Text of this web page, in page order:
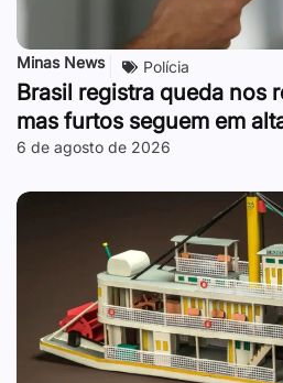
Minas News Polícia
Brasil registra queda nos
mas furtos seguem em
6 de agosto de 2026